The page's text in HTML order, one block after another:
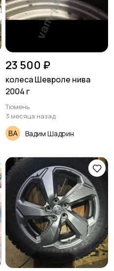
23 500 ₽
колеса Шевроле нива
2004 г
Тюмень
3 месяца назад
Вадим Шадрин